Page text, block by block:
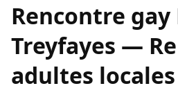
Rencontre gay
Treyfayes —
adultes locales